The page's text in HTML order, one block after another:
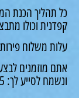
הכנת המגש
וכולו מתבצע
משלוח פירות לתלמי
מוזמנים לבצע
לך: 03-6565-055